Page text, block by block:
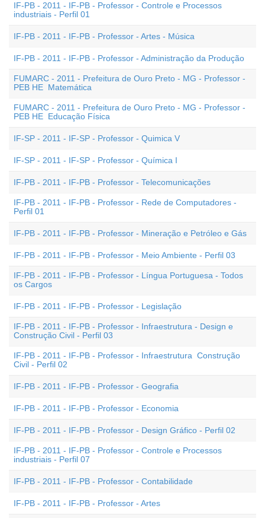
IF-PB - 2011 - IF-PB - Professor - Controle e Processos
industriais - Perfil 01
IF-PB - 2011 - IF-PB - Professor - Artes - Música
IF-PB - 2011 - IF-PB - Professor - Administração da Produção
FUMARC - 2011 - Prefeitura de Ouro Preto - MG - Professor -
PEB HE  Matemática
FUMARC - 2011 - Prefeitura de Ouro Preto - MG - Professor -
PEB HE  Educação Física
IF-SP - 2011 - IF-SP - Professor - Quimica V
IF-SP - 2011 - IF-SP - Professor - Química I
IF-PB - 2011 - IF-PB - Professor - Telecomunicações
IF-PB - 2011 - IF-PB - Professor - Rede de Computadores -
Perfil 01
IF-PB - 2011 - IF-PB - Professor - Mineração e Petróleo e Gás
IF-PB - 2011 - IF-PB - Professor - Meio Ambiente - Perfil 03
IF-PB - 2011 - IF-PB - Professor - Língua Portuguesa - Todos
os Cargos
IF-PB - 2011 - IF-PB - Professor - Legislação
IF-PB - 2011 - IF-PB - Professor - Infraestrutura - Design e
Construção Civil - Perfil 03
IF-PB - 2011 - IF-PB - Professor - Infraestrutura  Construção
Civil - Perfil 02
IF-PB - 2011 - IF-PB - Professor - Geografia
IF-PB - 2011 - IF-PB - Professor - Economia
IF-PB - 2011 - IF-PB - Professor - Design Gráfico - Perfil 02
IF-PB - 2011 - IF-PB - Professor - Controle e Processos
industriais - Perfil 07
IF-PB - 2011 - IF-PB - Professor - Contabilidade
IF-PB - 2011 - IF-PB - Professor - Artes